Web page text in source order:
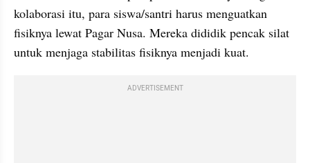
kolaborasi itu, para siswa/santri harus menguatkan
fisiknya lewat Pagar Nusa. Mereka dididik pencak silat
untuk menjaga stabilitas fisiknya menjadi kuat.
ADVERTISEMENT